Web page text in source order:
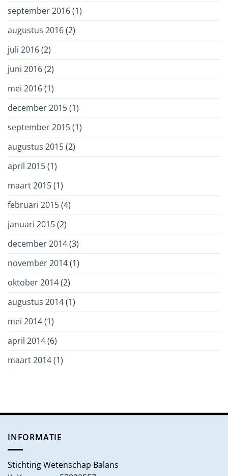
september 2016(1)
augustus 2016(2)
juli 2016(2)
juni 2016(2)
mei 2016(1)
december 2015(1)
september 2015(1)
augustus 2015(2)
april 2015(1)
maart 2015(1)
februari 2015(4)
januari 2015(2)
december 2014(3)
november 2014(1)
oktober 2014(2)
augustus 2014(1)
mei 2014(1)
april 2014(6)
maart 2014(1)
INFORMATIE
Stichting Wetenschap Balans